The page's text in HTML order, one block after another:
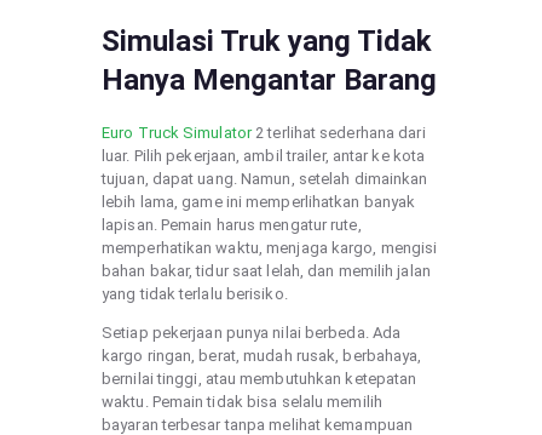
Simulasi Truk yang Tidak
Hanya Mengantar Barang
Euro Truck Simulator2 terlihat sederhana dari
luar. Pilih pekerjaan, ambil trailer, antar ke kota
tujuan, dapat uang. Namun, setelah dimainkan
lebih lama, game ini memperlihatkan banyak
lapisan. Pemain harus mengatur rute,
memperhatikan waktu, menjaga kargo, mengisi
bahan bakar, tidur saat lelah, dan memilih jalan
yang tidak terlalu berisiko.
Setiap pekerjaan punya nilai berbeda. Ada
kargo ringan, berat, mudah rusak, berbahaya,
bernilai tinggi, atau membutuhkan ketepatan
waktu. Pemain tidak bisa selalu memilih
bayaran terbesar tanpa melihat kemampuan